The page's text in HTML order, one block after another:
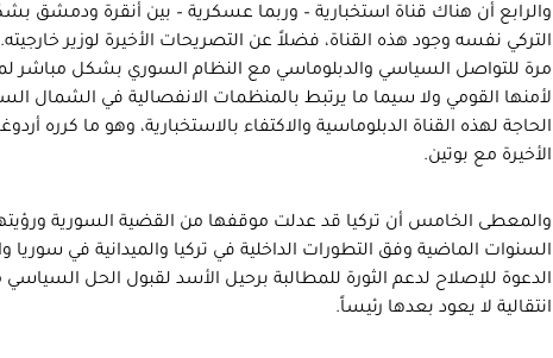
والرابع أن هناك قناة استخبارية – وربما عسكرية – بين أنقرة ودمشق
التركي نفسه وجود هذه القناة، فضلاً عن التصريحات الأخيرة لوزير
مرة للتواصل السياسي والدبلوماسي مع النظام السوري بشكل مباشر
لأمنها القومي ولا سيما ما يرتبط بالمنظمات الانفصالية في الشمال
الحاجة لهذه القناة الدبلوماسية والاكتفاء بالاستخبارية، وهو ما كرره
الأخيرة مع بوتين.
والمعطى الخامس أن تركيا قد عدلت موقفها من القضية السورية
السنوات الماضية وفق التطورات الداخلية في تركيا والميدانية في سوريا
الدعوة للإصلاح لدعم الثورة للمطالبة برحيل الأسد لقبول الحل
انتقالية لا يعود بعدها رئيساً.